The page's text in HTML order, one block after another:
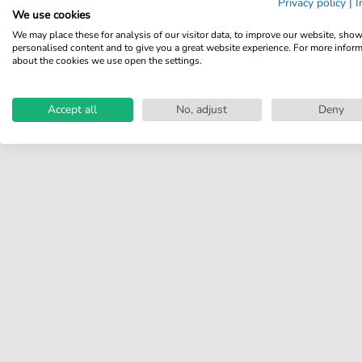
anderen Kunden.
We use cookies
We may place these for analysis of our visitor data, to improve our website, show
personalised content and to give you a great website experience. For more
about the cookies we use open the settings.
Accept all No, adjust Deny